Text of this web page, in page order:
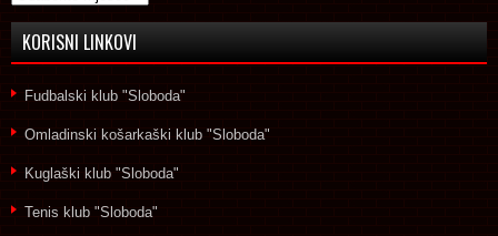
KORISNI LINKOVI
Fudbalski klub "Sloboda"
Omladinski košarkaški klub "Sloboda"
Kuglaški klub "Sloboda"
Tenis klub "Sloboda"